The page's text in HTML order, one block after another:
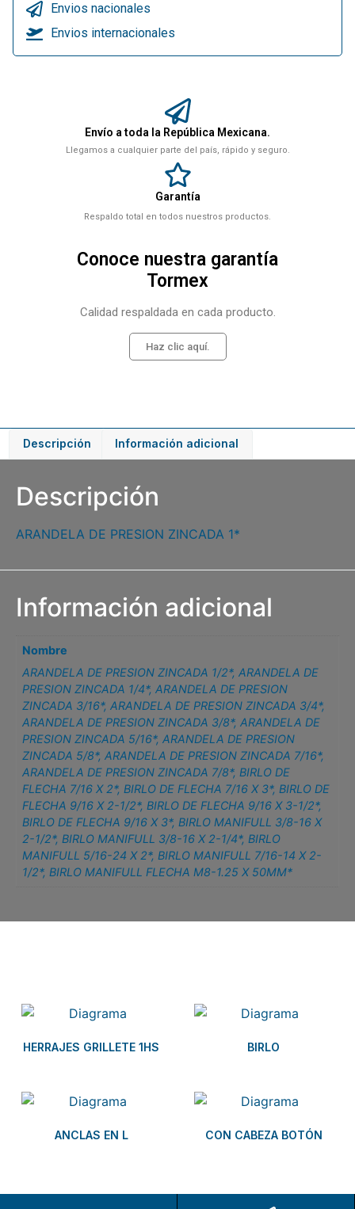
Envios nacionales
Envios internacionales
Envío a toda la República Mexicana.
Llegamos a cualquier parte del país, rápido y seguro.
Garantía
Respaldo total en todos nuestros productos.
Conoce nuestra garantía
Tormex
Calidad respaldada en cada producto.
Haz clic aquí.
Descripción Información adicional
Descripción
ARANDELA DE PRESION ZINCADA 1*
Información adicional
Nombre
ARANDELA DE PRESION ZINCADA 1/2*,ARANDELA DE
PRESION ZINCADA 1/4*,ARANDELA DE PRESION
ZINCADA 3/16*,ARANDELA DE PRESION ZINCADA 3/4*,
ARANDELA DE PRESION ZINCADA 3/8*,ARANDELA DE
PRESION ZINCADA 5/16*,ARANDELA DE PRESION
ZINCADA 5/8*,ARANDELA DE PRESION ZINCADA 7/16*,
ARANDELA DE PRESION ZINCADA 7/8*,BIRLO DE
FLECHA 7/16 X 2*,BIRLO DE FLECHA 7/16 X 3*,BIRLO DE
FLECHA 9/16 X 2-1/2*,BIRLO DE FLECHA 9/16 X 3-1/2*,
BIRLO DE FLECHA 9/16 X 3*,BIRLO MANIFULL 3/8-16 X
2-1/2*,BIRLO MANIFULL 3/8-16 X 2-1/4*,BIRLO
MANIFULL 5/16-24 X 2*,BIRLO MANIFULL 7/16-14 X 2-
1/2*,BIRLO MANIFULL FLECHA M8-1.25 X 50MM*
HERRAJES GRILLETE 1HS BIRLO
ANCLAS EN L CON CABEZA BOTÓN